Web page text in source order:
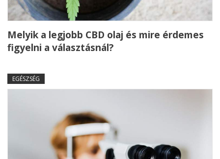
Melyik a legjobb CBD olaj és mire érdemes
figyelni a választásnál?
EGÉSZSÉG